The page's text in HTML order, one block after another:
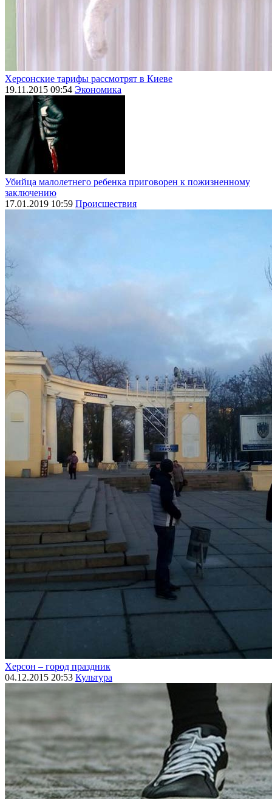
Херсонские тарифы рассмотрят в Киеве
19.11.2015 09:54 Экономика
Убийца малолетнего ребенка приговорен к пожизненному
заключению
17.01.2019 10:59 Происшествия
Херсон – город праздник
04.12.2015 20:53 Культура